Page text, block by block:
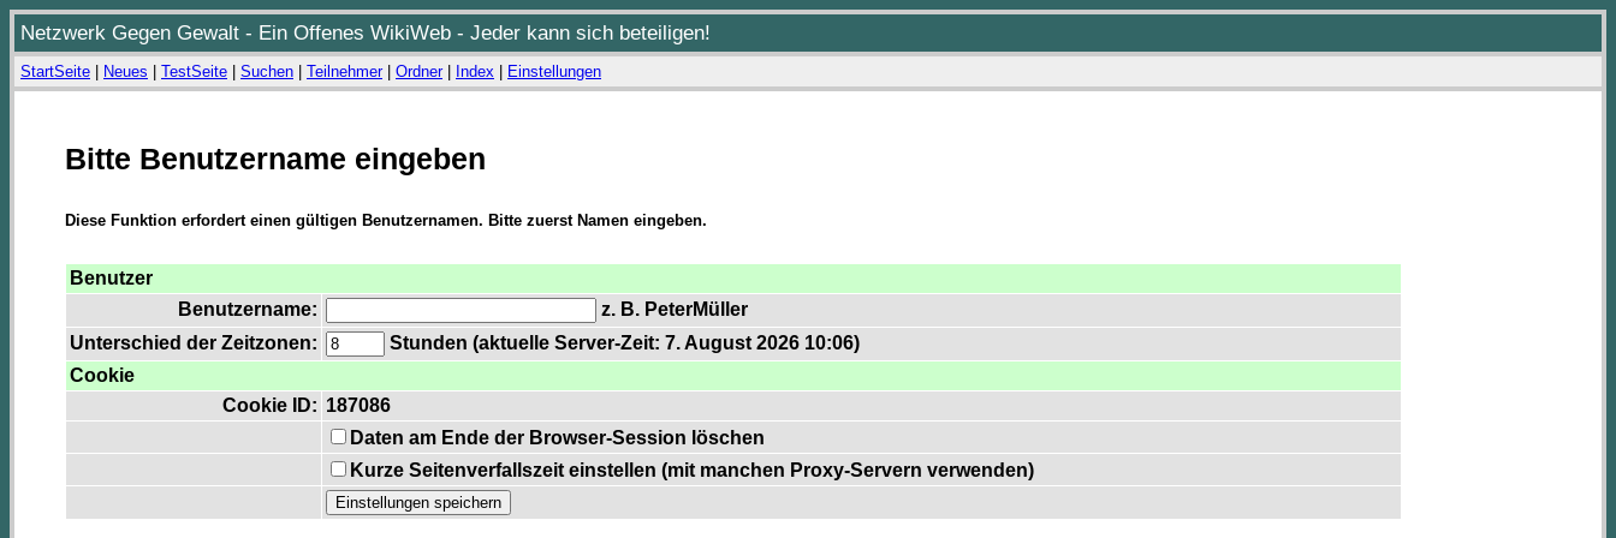
Netzwerk Gegen Gewalt - Ein Offenes WikiWeb - Jeder kann sich beteiligen!
StartSeite Neues TestSeite Suchen Teilnehmer| Ordner| Index Einstellungen
Bitte Benutzername eingeben
Diese Funktion erfordert einen gültigen Benutzernamen. Bitte zuerst Namen eingeben.
Benutzer
Benutzername:
z. B. PeterMüller
Unterschied der Zeitzonen:
Stunden (aktuelle Server-Zeit: 7. August 2026 10:06)
Cookie
Cookie ID: 187086
Daten am Ende der Browser-Session löschen
Kurze Seitenverfallszeit einstellen (mit manchen Proxy-Servern verwenden)